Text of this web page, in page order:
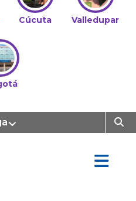
Cúcuta Valledupar